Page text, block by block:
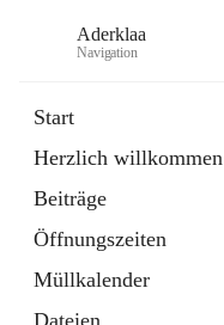
Aderklaa
Navigation
Start
Herzlich willkommen
Beiträge
Öffnungszeiten
Müllkalender
Dateien
6 Schnellzugriffe
Gemeinde
3 Schnellzugriffe